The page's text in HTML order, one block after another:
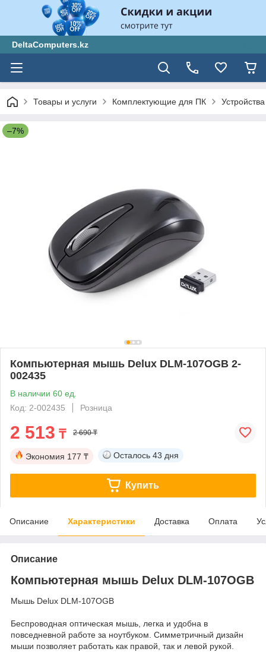
DeltaComputers.kz
Товары и услуги Комплектующие для ПК
–7%
Компьютерная мышь Delux DLM-107OGB 2-
002435
В наличии 60 ед.
Код: 2-002435
Розница
2 513 ₸ 2 690 ₸
Экономия 177 ₸ Осталось 43 дня
Купить
Описание Характеристики Доставка Оплата
Описание
Компьютерная мышь Delux DLM-107OGB
Мышь Delux DLM-107OGB
Беспроводная оптическая мышь, легка и удобна в
повседневной работе за ноутбуком. Симметричный дизайн
мыши позволяет работать как правой, так и левой рукой.